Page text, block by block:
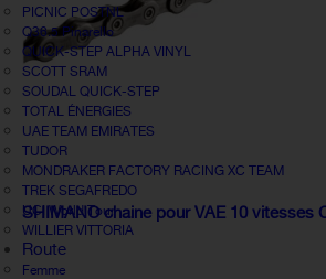
PICNIC POSTNL
Q36.5 Pinarello
QUICK-STEP ALPHA VINYL
SCOTT SRAM
SOUDAL QUICK-STEP
TOTAL ÉNERGIES
UAE TEAM EMIRATES
TUDOR
MONDRAKER FACTORY RACING XC TEAM
TREK SEGAFREDO
UCI World Tour
WILLIER VITTORIA
Route
Femme
SHIMANO chaine pour VAE 10 vitesses